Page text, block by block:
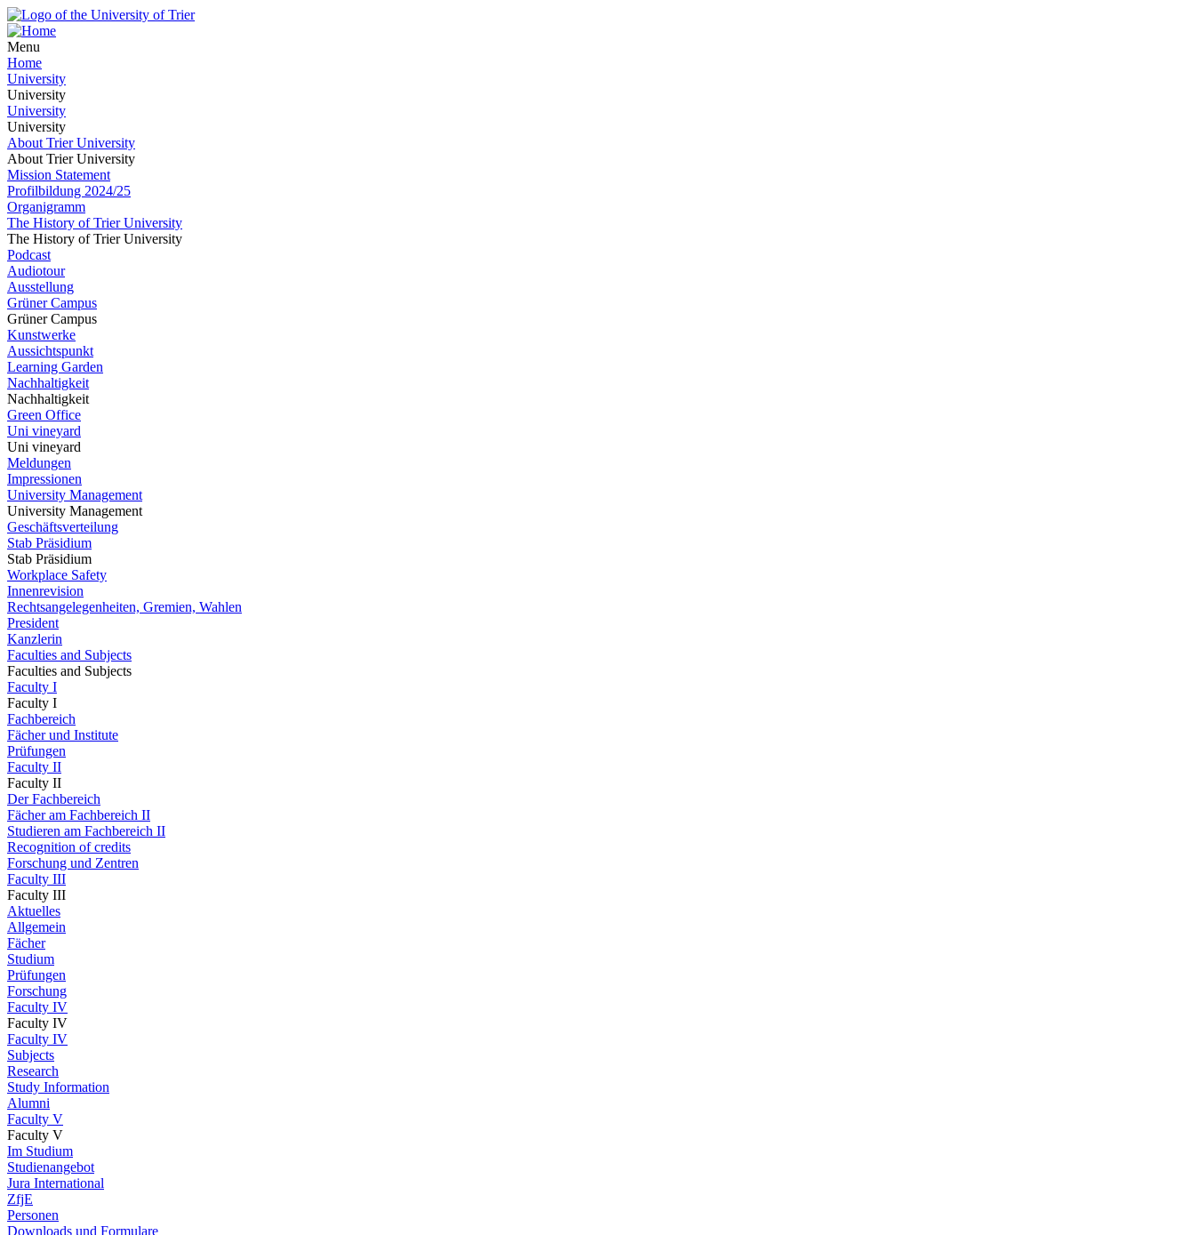
Menu
Home
University
University
University
University
About Trier University
About Trier University
Mission Statement
Profilbildung 2024/25
Organigramm
The History of Trier University
The History of Trier University
Podcast
Audiotour
Ausstellung
Grüner Campus
Grüner Campus
Kunstwerke
Aussichtspunkt
Learning Garden
Nachhaltigkeit
Nachhaltigkeit
Green Office
Uni vineyard
Uni vineyard
Meldungen
Impressionen
University Management
University Management
Geschäftsverteilung
Stab Präsidium
Stab Präsidium
Workplace Safety
Innenrevision
Rechtsangelegenheiten, Gremien, Wahlen
President
Kanzlerin
Faculties and Subjects
Faculties and Subjects
Faculty I
Faculty I
Fachbereich
Fächer und Institute
Prüfungen
Faculty II
Faculty II
Der Fachbereich
Fächer am Fachbereich II
Studieren am Fachbereich II
Recognition of credits
Forschung und Zentren
Faculty III
Faculty III
Aktuelles
Allgemein
Fächer
Studium
Prüfungen
Forschung
Faculty IV
Faculty IV
Faculty IV
Subjects
Research
Study Information
Alumni
Faculty V
Faculty V
Im Studium
Studienangebot
Jura International
ZfjE
Personen
Downloads und Formulare